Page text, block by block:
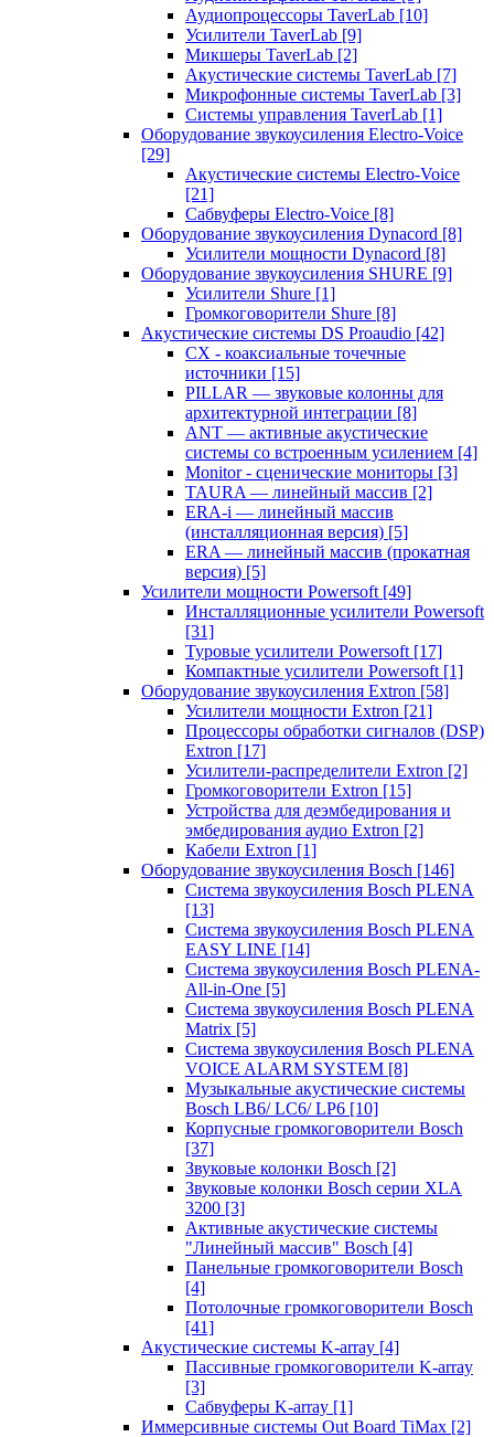
Аудиопроцессоры TaverLab [10]
Усилители TaverLab [9]
Микшеры TaverLab [2]
Акустические системы TaverLab [7]
Микрофонные системы TaverLab [3]
Системы управления TaverLab [1]
Оборудование звукоусиления Electro-Voice
[29]
Акустические системы Electro-Voice
[21]
Сабвуферы Electro-Voice [8]
Оборудование звукоусиления Dynacord [8]
Усилители мощности Dynacord [8]
Оборудование звукоусиления SHURE [9]
Усилители Shure [1]
Громкоговорители Shure [8]
Акустические системы DS Proaudio [42]
CX - коаксиальные точечные
источники [15]
PILLAR — звуковые колонны для
архитектурной интеграции [8]
ANT — активные акустические
системы со встроенным усилением [4]
Monitor - сценические мониторы [3]
TAURA — линейный массив [2]
ERA-i — линейный массив
(инсталляционная версия) [5]
ERA — линейный массив (прокатная
версия) [5]
Усилители мощности Powersoft [49]
Инсталляционные усилители Powersoft
[31]
Туровые усилители Powersoft [17]
Компактные усилители Powersoft [1]
Оборудование звукоусиления Extron [58]
Усилители мощности Extron [21]
Процессоры обработки сигналов (DSP)
Extron [17]
Усилители-распределители Extron [2]
Громкоговорители Extron [15]
Устройства для деэмбедирования и
эмбедирования аудио Extron [2]
Кабели Extron [1]
Оборудование звукоусиления Bosch [146]
Система звукоусиления Bosch PLENA
[13]
Система звукоусиления Bosch PLENA
EASY LINE [14]
Система звукоусиления Bosch PLENA-
All-in-One [5]
Система звукоусиления Bosch PLENA
Matrix [5]
Система звукоусиления Bosch PLENA
VOICE ALARM SYSTEM [8]
Музыкальные акустические системы
Bosch LB6/ LC6/ LP6 [10]
Корпусные громкоговорители Bosch
[37]
Звуковые колонки Bosch [2]
Звуковые колонки Bosch серии XLA
3200 [3]
Активные акустические системы
"Линейный массив" Bosch [4]
Панельные громкоговорители Bosch
[4]
Потолочные громкоговорители Bosch
[41]
Акустические системы K-array [4]
Пассивные громкоговорители K-array
[3]
Сабвуферы K-array [1]
Иммерсивные системы Out Board TiMax [2]